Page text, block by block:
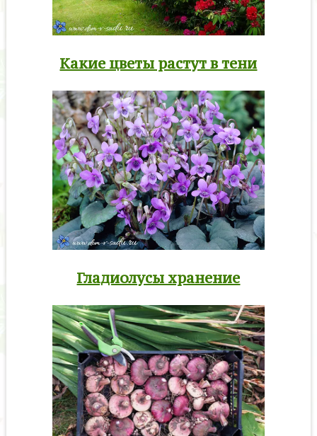
Какие цветы растут в тени
Гладиолусы хранение